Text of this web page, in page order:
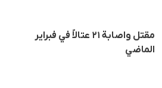
مقتل واصابة ٢١ عتالاً في فبراير
الماضي